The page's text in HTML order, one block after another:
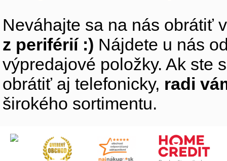
Neváhajte sa na nás obrátiť
z periférií :) Nájdete u nás
výpredajové položky. Ak ste
obrátiť aj telefonicky, radi
širokého sortimentu.